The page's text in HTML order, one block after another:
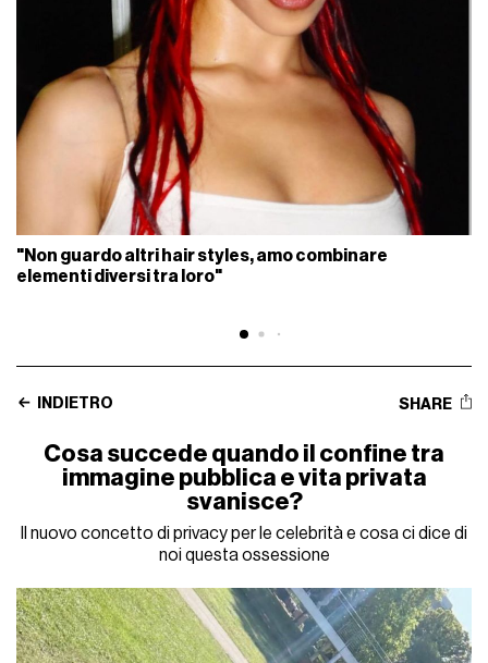
"Non guardo altri hair styles, amo combinare
elementi diversi tra loro"
INDIETRO SHARE
Cosa succede quando il confine tra
immagine pubblica e vita privata
svanisce?
Il nuovo concetto di privacy per le celebrità e cosa ci dice di
noi questa ossessione